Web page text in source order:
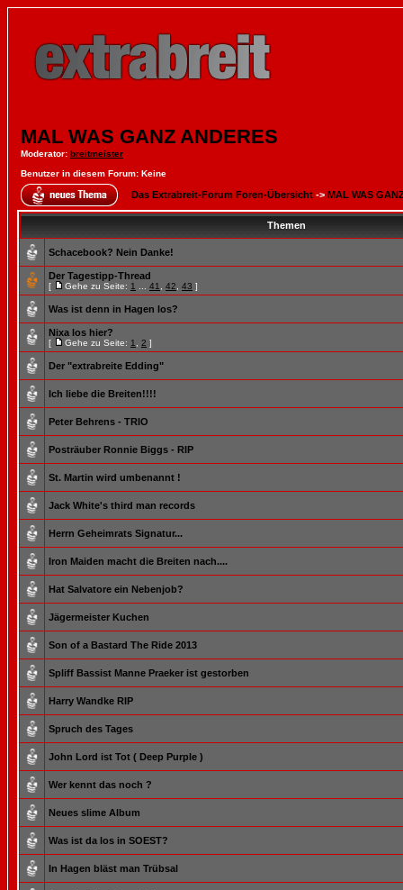
MAL WAS GANZ ANDERES
Moderator: breitmeister
Benutzer in diesem Forum: Keine
Das Extrabreit-Forum Foren-Übersicht -> MAL WAS
Themen
Schacebook? Nein Danke!
Der Tagestipp-Thread
[ Gehe zu Seite: 1 41 42 43 ]
Was ist denn in Hagen los?
Nixa los hier?
[ Gehe zu Seite: 1 2 ]
Der "extrabreite Edding"
Ich liebe die Breiten!!!!
Peter Behrens - TRIO
Posträuber Ronnie Biggs - RIP
St. Martin wird umbenannt !
Jack White's third man records
Herrn Geheimrats Signatur...
Iron Maiden macht die Breiten nach....
Hat Salvatore ein Nebenjob?
Jägermeister Kuchen
Son of a Bastard The Ride 2013
Spliff Bassist Manne Praeker ist gestorben
Harry Wandke RIP
Spruch des Tages
John Lord ist Tot ( Deep Purple )
Wer kennt das noch ?
Neues slime Album
Was ist da los in SOEST?
In Hagen bläst man Trübsal